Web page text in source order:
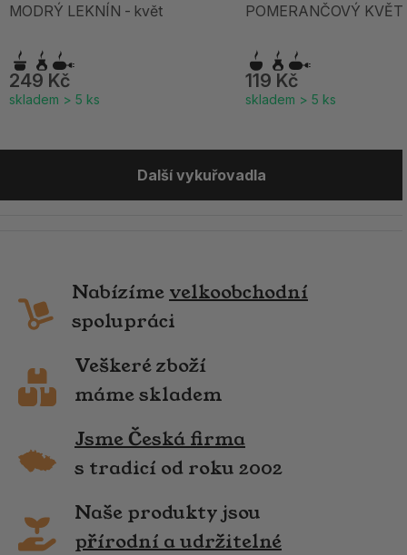
MODRÝ LEKNÍN - květ
249 Kč
skladem > 5 ks
POMERANČOVÝ KVĚT
119 Kč
skladem > 5 ks
Další vykuřovadla
Nabízíme velkoobchodní
spolupráci
Veškeré zboží
máme skladem
Jsme Česká firma
s tradicí od roku 2002
Naše produkty jsou
přírodní a udržitelné